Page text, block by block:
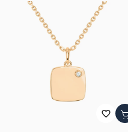
favorite_border